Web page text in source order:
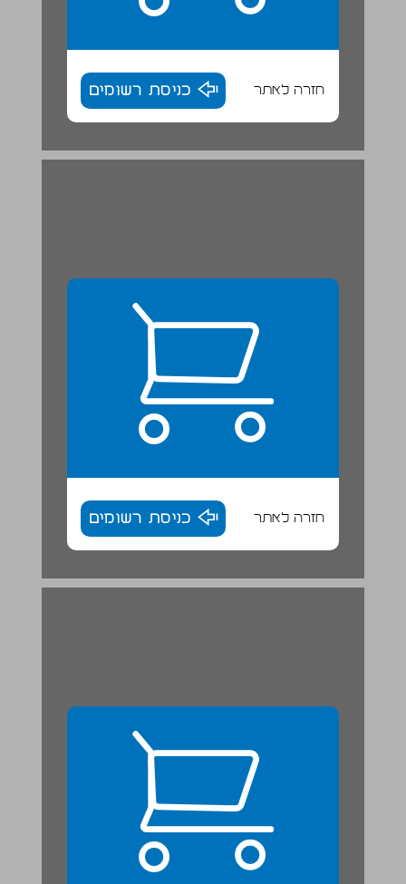
חזרה לאתר כניסת רשומים
חזרה לאתר כניסת רשומים